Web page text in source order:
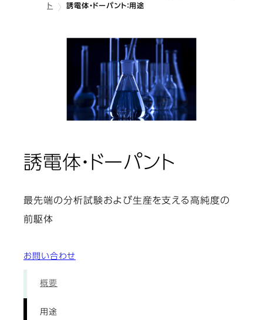
ト
誘電体・ドーパント：用途
誘電体・ドーパント
最先端の分析試験および生産を支える高純度の
前駆体
お問い合わせ
概要
用途